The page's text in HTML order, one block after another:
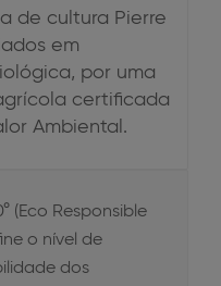
de cultura Pierre
em
por uma
certificada
Ambiental.
(Eco Responsible
o nível de
dos